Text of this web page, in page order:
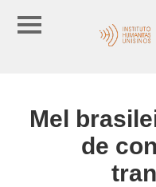
Mel
de